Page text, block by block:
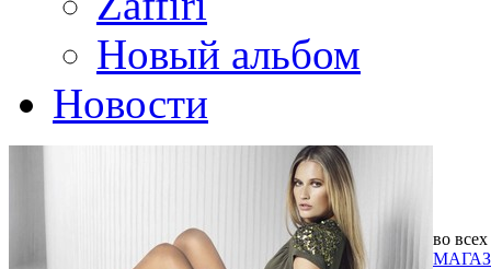
Новый альбом
Новости
во всех